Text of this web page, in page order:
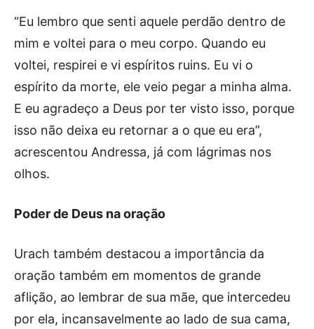
“Eu lembro que senti aquele perdão dentro de
mim e voltei para o meu corpo. Quando eu
voltei, respirei e vi espíritos ruins. Eu vi o
espírito da morte, ele veio pegar a minha alma.
E eu agradeço a Deus por ter visto isso, porque
isso não deixa eu retornar a o que eu era”,
acrescentou Andressa, já com lágrimas nos
olhos.
Poder de Deus na oração
Urach também destacou a importância da
oração também em momentos de grande
aflição, ao lembrar de sua mãe, que intercedeu
por ela, incansavelmente ao lado de sua cama,